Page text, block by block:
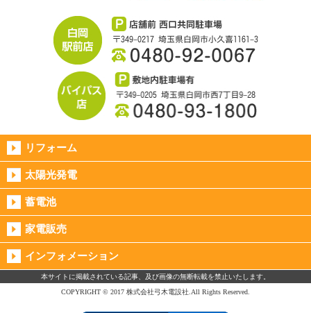
リフォーム
太陽光発電
蓄電池
家電販売
インフォメーション
本サイトに掲載されている記事、及び画像の無断転載を禁止いたします。
COPYRIGHT © 2017 株式会社弓木電設社.All Rights Reserved.